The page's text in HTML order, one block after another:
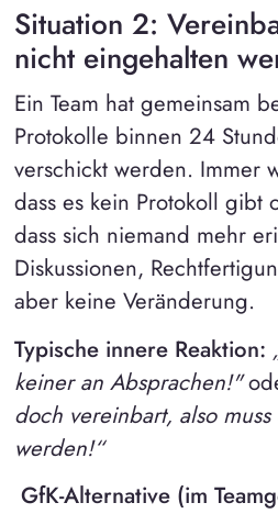
Situation 2:
nicht eingehalten
Ein Team hat gemeinsam
Protokolle binnen 24
verschickt werden. Immer
dass es kein Protokoll gibt
dass sich niemand mehr
Diskussionen,
aber keine Veränderung.
Typische innere Reaktion:
keiner an Absprachen!"
doch vereinbart, also
werden!“
GfK-Alternative (im